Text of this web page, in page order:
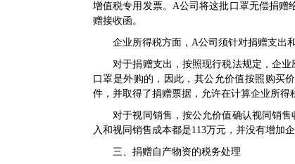
增值税专用发票。A公司将这批口罩无偿捐赠
赠接收函。
企业所得税方面，A公司须针对捐赠支出和
对于捐赠支出，按照现行税法规定，企业
口罩是外购的，因此，其公允价值按照购买
件，并取得了捐赠票据，允许在计算企业所得
对于视同销售，按公允价值确认视同销售
入和视同销售成本都是113万元，并没有增加
三、捐赠自产物资的税务处理